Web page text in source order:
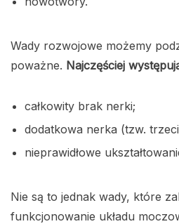
Wady rozwojowe możemy
poważne. Najczęściej
całkowity brak nerki;
dodatkowa nerka (tzw.
nieprawidłowe
Nie są to jednak wady, które
funkcjonowanie układu